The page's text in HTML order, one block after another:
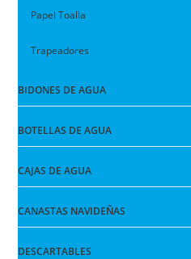
Papel Toalla
Trapeadores
BIDONES DE AGUA
BOTELLAS DE AGUA
CAJAS DE AGUA
CANASTAS NAVIDEÑAS
DESCARTABLES